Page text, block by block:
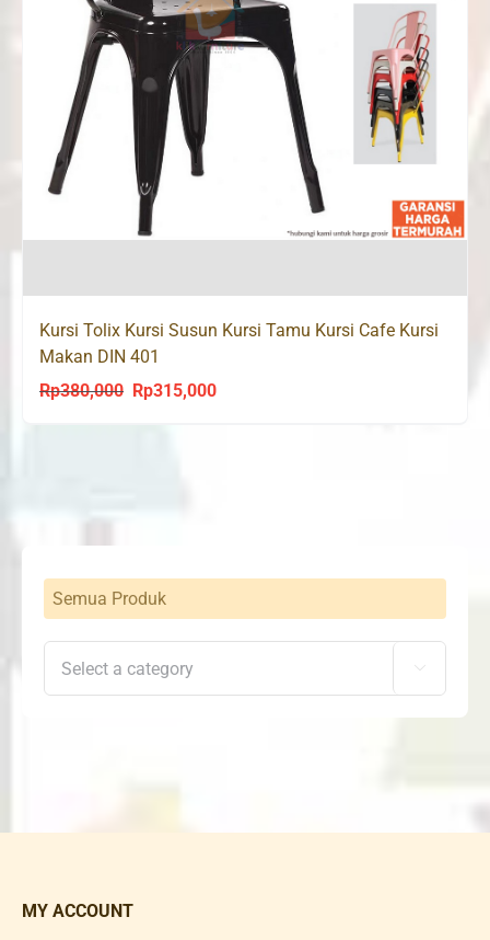
Kursi Tolix Kursi Susun Kursi Tamu Kursi Cafe Kursi
Makan DIN 401
Rp380,000
Original
price
Rp315,000Current
Semua Produk

MY ACCOUNT